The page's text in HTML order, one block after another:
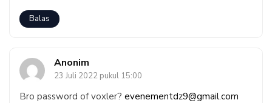
Balas
Anonim
23 Juli 2022 pukul 15:00
Bro password of voxler? evenementdz9@gmail.com